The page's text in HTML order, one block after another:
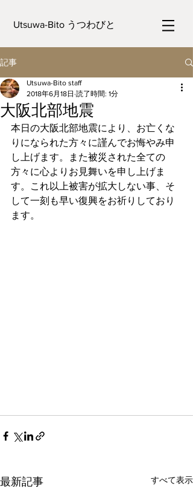
Utsuwa-Bito うつわびと
記事
大阪北部地震
Utsuwa-Bito staff
2018年6月18日 読了時間: 1分
本日の大阪北部地震により、お亡くな
りになられた方々に謹んでお悔やみ申
し上げます。また被災された全ての
方々に心よりお見舞いを申し上げま
す。これ以上被害が拡大しない事、そ
して一刻も早い復興をお祈りしており
ます。
最新記事 すべて表示